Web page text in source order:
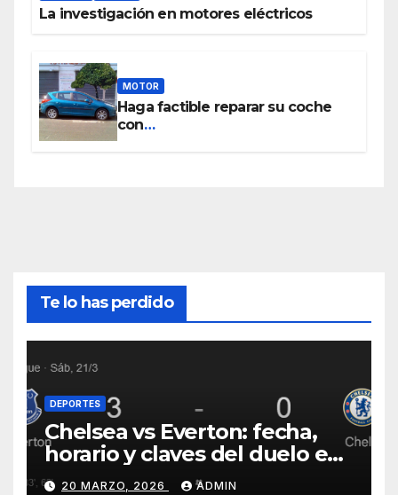
La investigación en motores eléctricos
MOTOR
Haga factible reparar su coche
con
Te lo has perdido
DEPORTES
Chelsea vs Everton: fecha,
horario y claves del duelo en
Stamford Bridge
20 MARZO, 2026 ADMIN